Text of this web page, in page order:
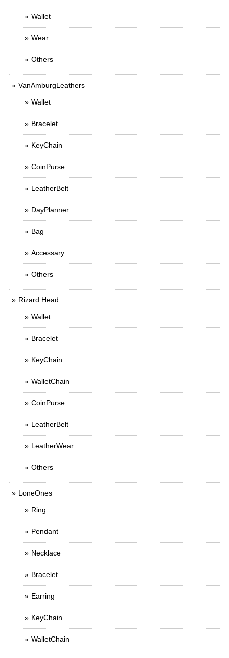
Wallet
Wear
Others
VanAmburgLeathers
Wallet
Bracelet
KeyChain
CoinPurse
LeatherBelt
DayPlanner
Bag
Accessary
Others
Rizard Head
Wallet
Bracelet
KeyChain
WalletChain
CoinPurse
LeatherBelt
LeatherWear
Others
LoneOnes
Ring
Pendant
Necklace
Bracelet
Earring
KeyChain
WalletChain